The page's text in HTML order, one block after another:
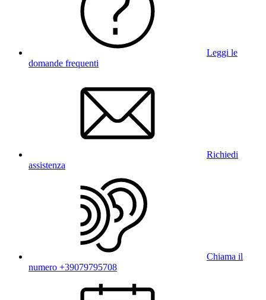
Leggi le
domande frequenti
Richiedi
assistenza
Chiama il
numero +39079795708